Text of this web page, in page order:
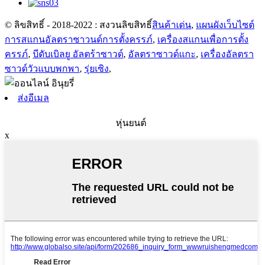
© ลิขสิทธิ์ - 2018-2022 : สงวนลิขสิทธิ์สินค้าเด่น, แผนผังเว็บไซต์
การสแกนอัลตราซาวนด์การตั้งครรภ์, เครื่องสแกนเพื่อการตั้ง
ครรภ์, บีดับเบิลยู อัลตร้าซาวด์, อัลตราซาวด์แกะ, เครื่องอัลตรา
ซาวด์วัวแบบพกพา, รุ่ยเซิง,
ส่งอีเมล
หุ่นยนต์
x